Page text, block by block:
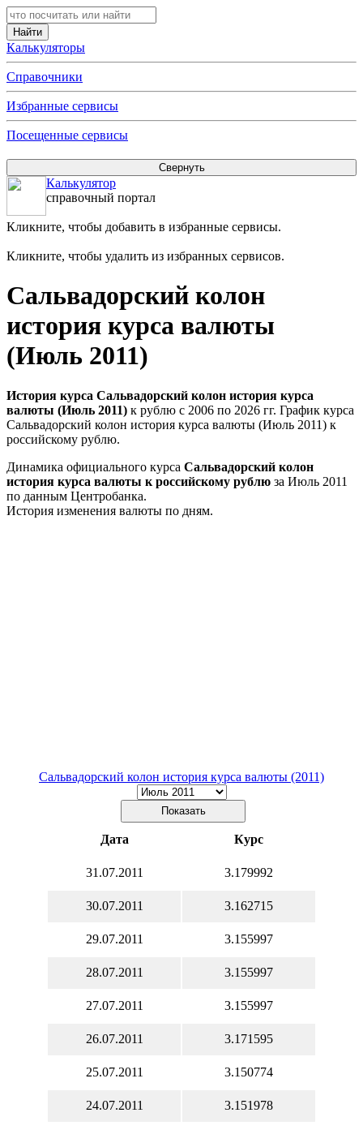
Калькуляторы
Справочники
Избранные сервисы
Посещенные сервисы
Калькулятор
справочный портал
Кликните, чтобы добавить в избранные сервисы.
Кликните, чтобы удалить из избранных сервисов.
Сальвадорский колон
история курса валюты
(Июль 2011)
История курса Сальвадорский колон история курса
валюты (Июль 2011) к рублю с 2006 по 2026 гг. График курса
Сальвадорский колон история курса валюты (Июль 2011) к
российскому рублю.
Динамика официального курса Сальвадорский колон
история курса валюты к российскому рублю за Июль 2011
по данным Центробанка.
История изменения валюты по дням.
Сальвадорский колон история курса валюты (2011)
Дата Курс
31.07.2011 3.179992
30.07.2011 3.162715
29.07.2011 3.155997
28.07.2011 3.155997
27.07.2011 3.155997
26.07.2011 3.171595
25.07.2011 3.150774
24.07.2011 3.151978